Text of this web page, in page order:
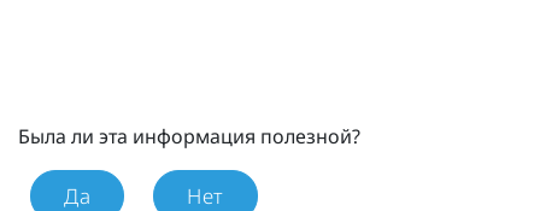
Была ли эта информация полезной?
Да Нет